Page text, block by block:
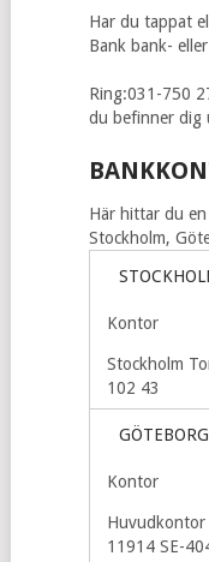
Har du tappat
Bank bank-
Ring:031-750
du befinner dig
Här hittar du
Stockholm,
Kontor
Stockholm
102 43
GÖTEBORG
Kontor
Huvudkontor
11914 SE-